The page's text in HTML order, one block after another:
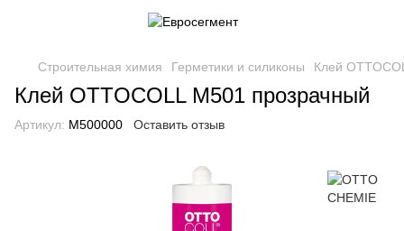
Строительная химия Герметики и силиконы Клей
Клей OTTOCOLL M501 прозрачный
Артикул: M500000 Оставить отзыв